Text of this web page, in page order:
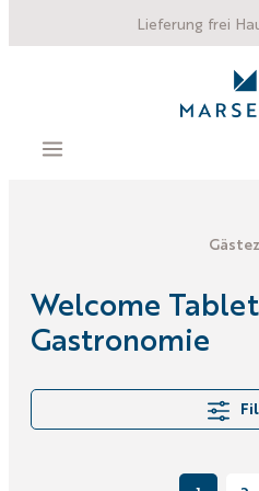
Lieferung frei
Welcome
Gastronomie